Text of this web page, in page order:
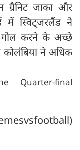
ग्रैनिट जाका और
में स्विट्जरलैंड ने
गोल करने के अच्छे
कोलंबिया ने अधिक
Quarter-final